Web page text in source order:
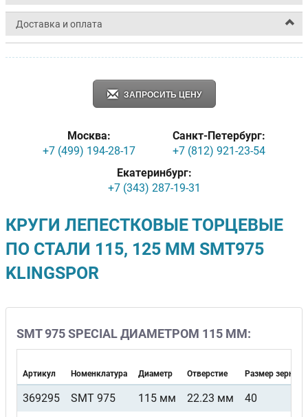
Доставка и оплата
ЗАПРОСИТЬ ЦЕНУ
Москва:
+7 (499) 194-28-17
Санкт-Петербург:
+7 (812) 921-23-54
Екатеринбург:
+7 (343) 287-19-31
КРУГИ ЛЕПЕСТКОВЫЕ ТОРЦЕВЫЕ
ПО СТАЛИ 115, 125 ММ SMT975
KLINGSPOR
SMT 975 SPECIAL ДИАМЕТРОМ 115 ММ:
Артикул Номенклатура Диаметр Отверстие Размер зерна
369295 SMT 975 115 мм 22.23 мм
40